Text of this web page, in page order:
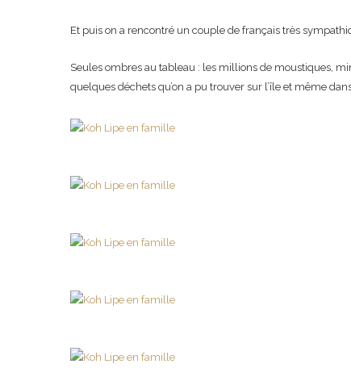
Et puis on a rencontré un couple de français très
Seules ombres au tableau : les millions de moustiques,
quelques déchets qu’on a pu trouver sur l’île et même dans